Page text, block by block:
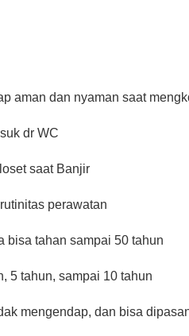
aman dan nyaman saat
dr WC
saat Banjir
perawatan
tahan sampai 50 tahun
5 tahun, sampai 10 tahun
mengendap, dan bisa